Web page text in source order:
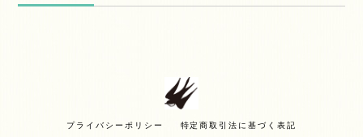
プライバシーポリシー 特定商取引法に基づく表記